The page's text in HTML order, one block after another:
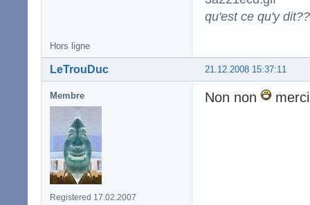
qu'est ce qu'y
Hors ligne
21.12.2008 15:37:11
LeTrouDuc
Membre
Registered 17.02.2007
Non non